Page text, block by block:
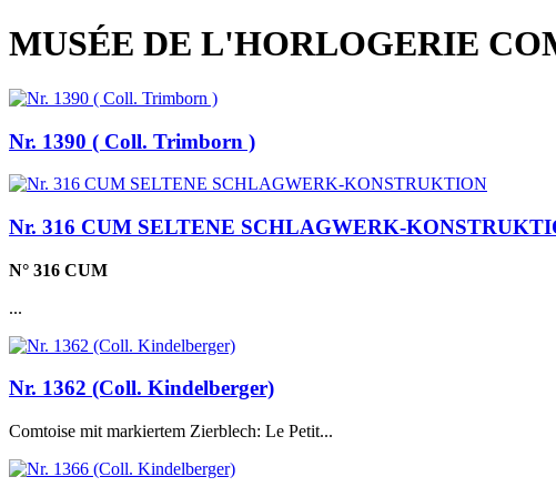
MUSÉE DE L'HORLOGERIE
Nr. 1390 ( Coll. Trimborn )
Nr. 316 CUM SELTENE SCHLAGWERK-
N° 316 CUM
...
Nr. 1362 (Coll. Kindelberger)
Comtoise mit markiertem Zierblech: Le Petit...